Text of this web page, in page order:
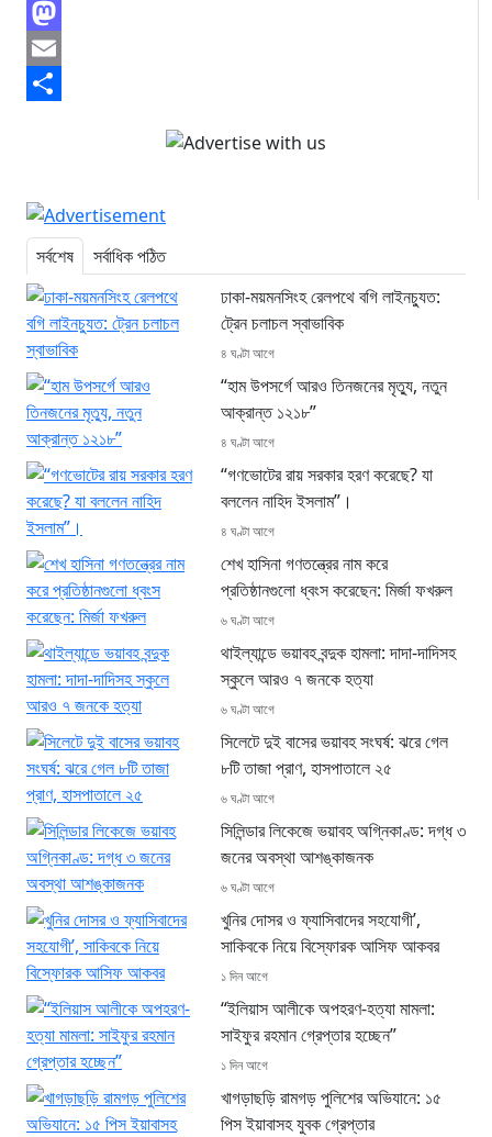
Facebook
Mastodon
Email
সর্বশেষ
সর্বাধিক পঠিত
ঢাকা-ময়মনসিংহ রেলপথে বগি লাইনচ্যুত:
ট্রেন চলাচল স্বাভাবিক
৪ ঘণ্টা আগে
“হাম উপসর্গে আরও তিনজনের মৃত্যু, নতুন
আক্রান্ত ১২১৮”
৪ ঘণ্টা আগে
“গণভোটের রায় সরকার হরণ করেছে? যা
বললেন নাহিদ ইসলাম”।
৪ ঘণ্টা আগে
শেখ হাসিনা গণতন্ত্রের নাম করে
প্রতিষ্ঠানগুলো ধ্বংস করেছেন: মির্জা ফখরুল
৬ ঘণ্টা আগে
থাইল্যান্ডে ভয়াবহ বন্দুক হামলা: দাদা-দাদিসহ
স্কুলে আরও ৭ জনকে হত্যা
৬ ঘণ্টা আগে
সিলেটে দুই বাসের ভয়াবহ সংঘর্ষ: ঝরে গেল
৮টি তাজা প্রাণ, হাসপাতালে ২৫
৬ ঘণ্টা আগে
সিলিন্ডার লিকেজে ভয়াবহ অগ্নিকাণ্ড: দগ্ধ ৩
জনের অবস্থা আশঙ্কাজনক
৬ ঘণ্টা আগে
খুনির দোসর ও ফ্যাসিবাদের সহযোগী’,
সাকিবকে নিয়ে বিস্ফোরক আসিফ আকবর
১ দিন আগে
“ইলিয়াস আলীকে অপহরণ-হত্যা মামলা:
সাইফুর রহমান গ্রেপ্তার হচ্ছেন”
১ দিন আগে
খাগড়াছড়ি রামগড় পুলিশের অভিযানে: ১৫
পিস ইয়াবাসহ যুবক গ্রেপ্তার